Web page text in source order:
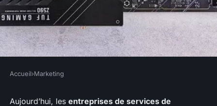
Accueil›Marketing
Aujourd’hui, les entreprises de services de